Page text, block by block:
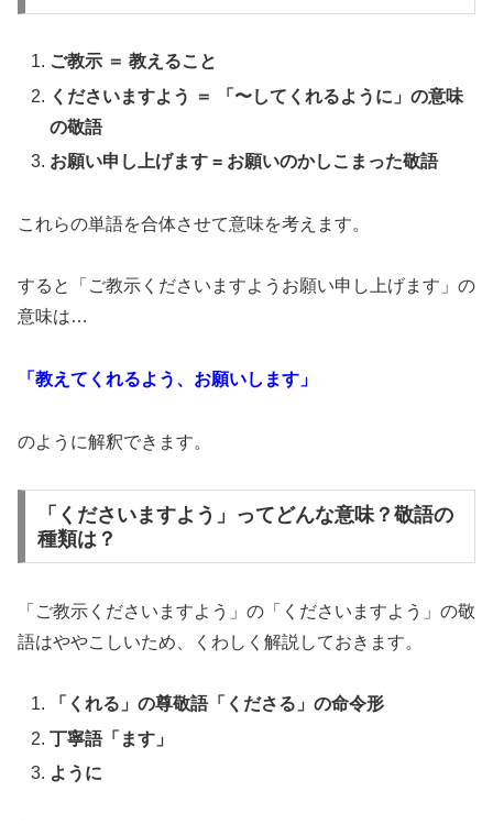
ご教示 ＝ 教えること
くださいますよう ＝ 「〜してくれるように」の意味
の敬語
お願い申し上げます = お願いのかしこまった敬語
これらの単語を合体させて意味を考えます。
すると「ご教示くださいますようお願い申し上げます」の
意味は…
「教えてくれるよう、お願いします」
のように解釈できます。
「くださいますよう」ってどんな意味？敬語の
種類は？
「ご教示くださいますよう」の「くださいますよう」の敬
語はややこしいため、くわしく解説しておきます。
「くれる」の尊敬語「くださる」の命令形
丁寧語「ます」
ように